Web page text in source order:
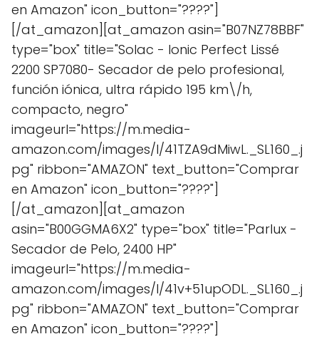
en Amazon" icon_button="????"]
[/at_amazon][at_amazon asin="B07NZ78BBF"
type="box" title="Solac - Ionic Perfect Lissé
2200 SP7080- Secador de pelo profesional,
función iónica, ultra rápido 195 km\/h,
compacto, negro"
imageurl="https://m.media-
amazon.com/images/I/41TZA9dMiwL._SL160_.j
pg" ribbon="AMAZON" text_button="Comprar
en Amazon" icon_button="????"]
[/at_amazon][at_amazon
asin="B00GGMA6X2" type="box" title="Parlux -
Secador de Pelo, 2400 HP"
imageurl="https://m.media-
amazon.com/images/I/41v+51upODL._SL160_.j
pg" ribbon="AMAZON" text_button="Comprar
en Amazon" icon_button="????"]